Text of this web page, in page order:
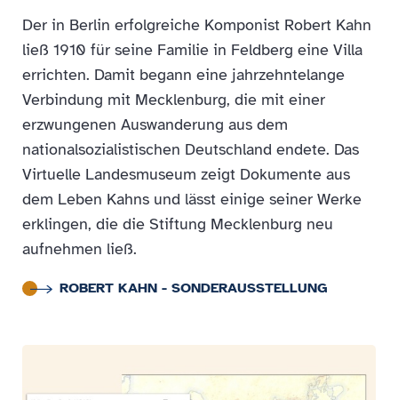
Der in Berlin erfolgreiche Komponist Robert Kahn
ließ 1910 für seine Familie in Feldberg eine Villa
errichten. Damit begann eine jahrzehntelange
Verbindung mit Mecklenburg, die mit einer
erzwungenen Auswanderung aus dem
nationalsozialistischen Deutschland endete. Das
Virtuelle Landesmuseum zeigt Dokumente aus
dem Leben Kahns und lässt einige seiner Werke
erklingen, die die Stiftung Mecklenburg neu
aufnehmen ließ.
ROBERT KAHN - SONDERAUSSTELLUNG